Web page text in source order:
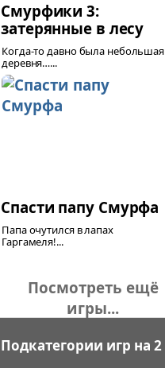
Смурфики 3:
затерянные в лесу
Когда-то давно была небольшая
деревня…...
Спасти папу Смурфа
Папа очутился в лапах
Гаргамеля!...
Посмотреть ещё
игры...
Подкатегории игр на 2